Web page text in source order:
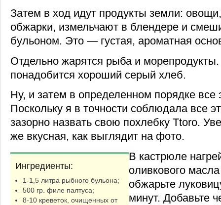
Затем в ход идут продукты земли:
обжарки, измельчают в блендере и
бульоном. Это — густая, ароматная
Отдельно жарятся рыба и
понадобится хороший серый хлеб.
Ну, и затем в определенном порядке все
Поскольку я в точности соблюдала все
зазорно назвать свою похлебку Ttoro.
же вкусная, как выглядит на фото.
Ингредиенты:
1-1,5 литра рыбного бульона;
500 гр. филе палтуса;
8-10 креветок, очищенных от
В кастрюле
оливкового
обжарьте
минут. Добавьте